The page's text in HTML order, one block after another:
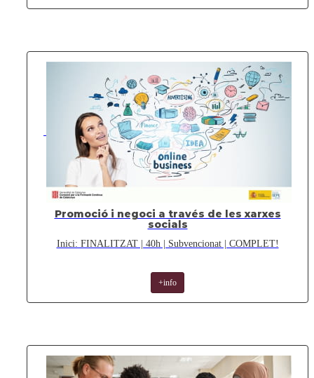
Promoció i negoci a través de les xarxes
socials
Inici: FINALITZAT | 40h | Subvencionat | COMPLET!
+info